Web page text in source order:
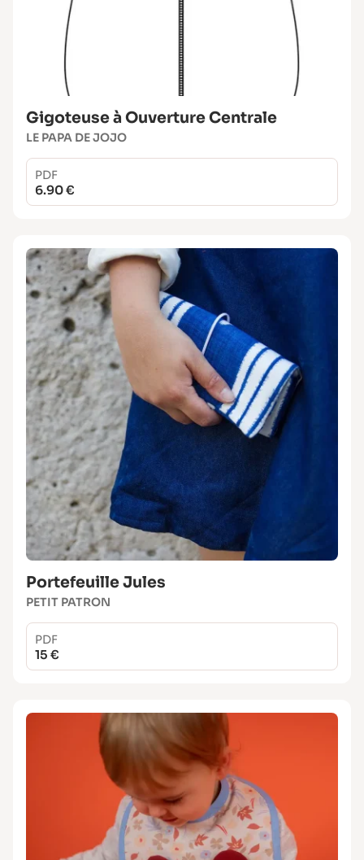
Gigoteuse à Ouverture Centrale
LE PAPA DE JOJO
PDF
6.90 €
Portefeuille Jules
PETIT PATRON
PDF
15 €